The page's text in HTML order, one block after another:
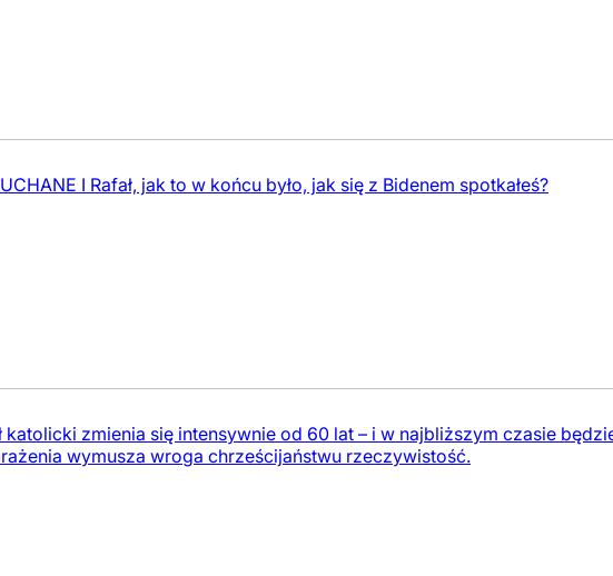
I Rafał, jak to w końcu było, jak się z Bidenem spotkałeś?
katolicki zmienia się intensywnie od 60 lat – i w najbliższym czasie
wymusza wroga chrześcijaństwu rzeczywistość.